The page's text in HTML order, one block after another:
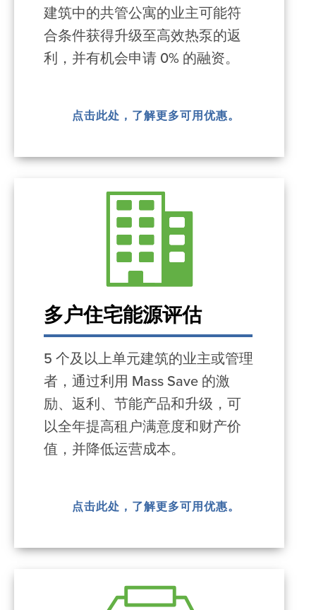
建筑中的共管公寓的业主可能符
合条件获得升级至高效热泵的返
利，并有机会申请 0% 的融资。
点击此处，了解更多可用优惠。
多户住宅能源评估
5 个及以上单元建筑的业主或管理
者，通过利用 Mass Save 的激
励、返利、节能产品和升级，可
以全年提高租户满意度和财产价
值，并降低运营成本。
点击此处，了解更多可用优惠。